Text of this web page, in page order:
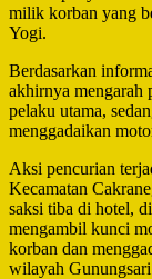
milik korban yang
Yogi.
Berdasarkan
akhirnya mengarah
pelaku utama,
menggadaikan
Aksi pencurian
Kecamatan
saksi tiba di hotel,
mengambil kunci
korban dan
wilayah